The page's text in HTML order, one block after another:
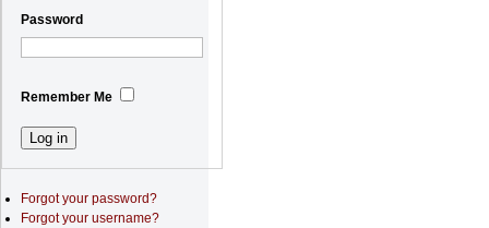
Password
Remember Me
Forgot your password?
Forgot your username?